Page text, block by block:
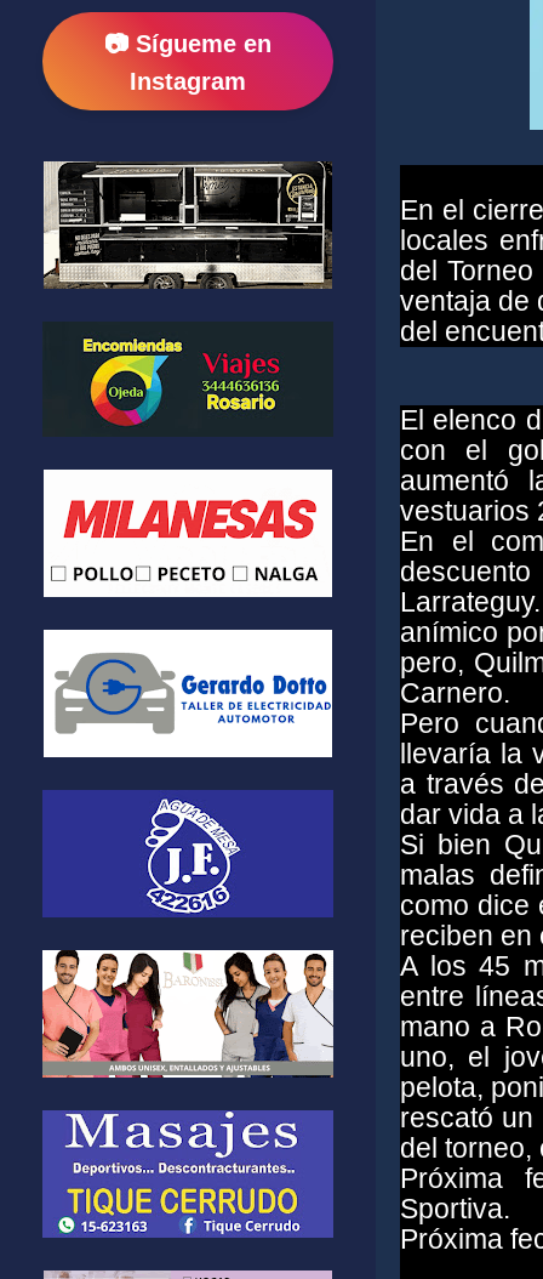
En el
locales
del
ventaja de
del
El elenco
con el
aumentó
vestuarios
En el
anímico
pero,
Carnero.
Pero
llevaría la
a través
dar vida a
Si bien
malas
como dice
reciben en
A los 45
entre
mano a
uno, el
pelota,
rescató un
del torneo,
Próxima
Sportiva.
Próxima
📷 Sígueme en
Instagram